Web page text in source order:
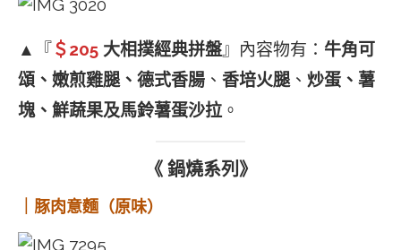
▲『＄205 大相撲經典拼盤』內容物有： 牛角可
頌、嫩煎雞腿、德式香腸 、 香培火腿 、 炒蛋、薯
塊、鮮蔬果及馬鈴薯蛋沙拉 。
《 鍋燒系列》
｜豚肉意麵（原味）